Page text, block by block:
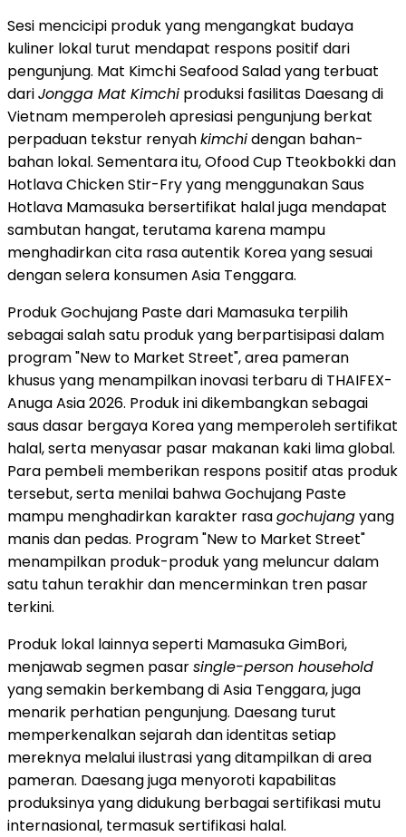
Sesi mencicipi produk yang mengangkat budaya
kuliner lokal turut mendapat respons positif dari
pengunjung. Mat Kimchi Seafood Salad yang terbuat
dariJongga Mat Kimchi produksi fasilitas Daesang di
Vietnam memperoleh apresiasi pengunjung berkat
perpaduan tekstur renyahkimchidengan bahan-
bahan lokal. Sementara itu, Ofood Cup Tteokbokki dan
Hotlava Chicken Stir-Fry yang menggunakan Saus
Hotlava Mamasuka bersertifikat halal juga mendapat
sambutan hangat, terutama karena mampu
menghadirkan cita rasa autentik Korea yang sesuai
dengan selera konsumen Asia Tenggara.
Produk Gochujang Paste dari Mamasuka terpilih
sebagai salah satu produk yang berpartisipasi dalam
program "New to Market Street", area pameran
khusus yang menampilkan inovasi terbaru di THAIFEX-
Anuga Asia 2026. Produk ini dikembangkan sebagai
saus dasar bergaya Korea yang memperoleh sertifikat
halal, serta menyasar pasar makanan kaki lima global.
Para pembeli memberikan respons positif atas produk
tersebut, serta menilai bahwa Gochujang Paste
mampu menghadirkan karakter rasagochujangyang
manis dan pedas. Program "New to Market Street"
menampilkan produk-produk yang meluncur dalam
satu tahun terakhir dan mencerminkan tren pasar
terkini.
Produk lokal lainnya seperti Mamasuka GimBori,
menjawab segmen pasarsingle-person household
yang semakin berkembang di Asia Tenggara, juga
menarik perhatian pengunjung. Daesang turut
memperkenalkan sejarah dan identitas setiap
mereknya melalui ilustrasi yang ditampilkan di area
pameran. Daesang juga menyoroti kapabilitas
produksinya yang didukung berbagai sertifikasi mutu
internasional, termasuk sertifikasi halal.